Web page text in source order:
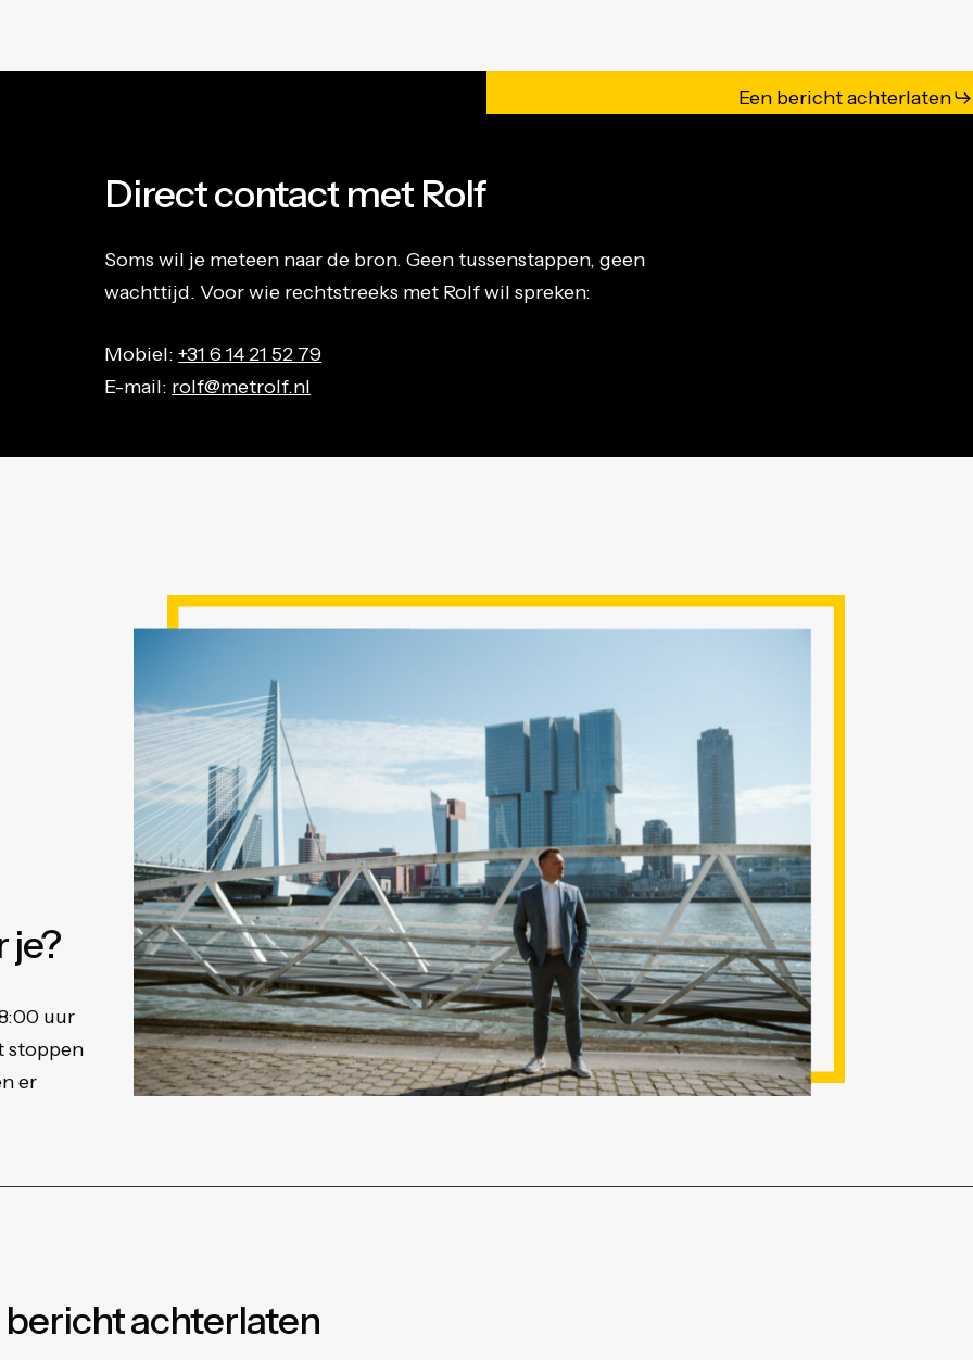
Een bericht achterlaten
Directcontact met Rolf
Soms wil je meteen naar de bron. Geen tussenstappen, geen
wachttijd. Voor wie rechtstreeks met Rolf wil spreken:
Mobiel:+31 6 14 21 52 79
E-mail: rolf@metrolf.nl
je?
uur
stoppen
er
berichtachterlaten